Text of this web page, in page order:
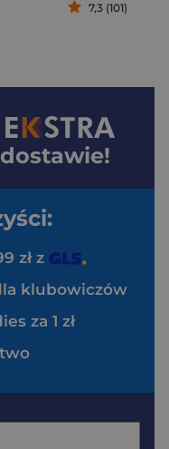
7,3 (101)
zł z
klubowiczów
za 1 zł